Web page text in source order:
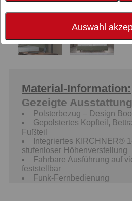
Auswahl
Material-Information:
Gezeigte Ausstattung
Polsterbezug – Design
Gepolstertes Kopfteil,
Fußteil
Integriertes KIRCHNER®
stufenloser Höhenverstellung
Fahrbare Ausführung auf
feststellbar
Funk-Fernbedienung